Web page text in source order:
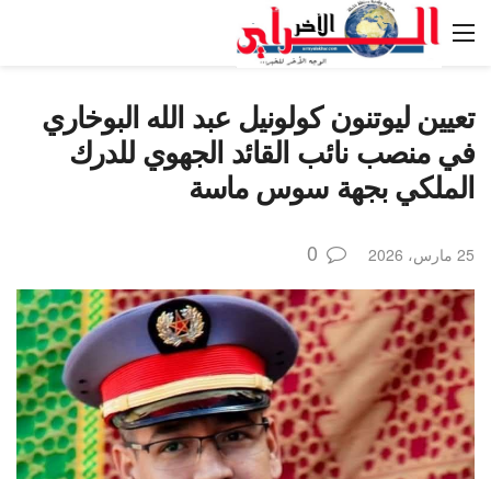
تعيين ليوتنون كولونيل عبد الله البوخاري
في منصب نائب القائد الجهوي للدرك
الملكي بجهة سوس ماسة
25 مارس، 2026 0